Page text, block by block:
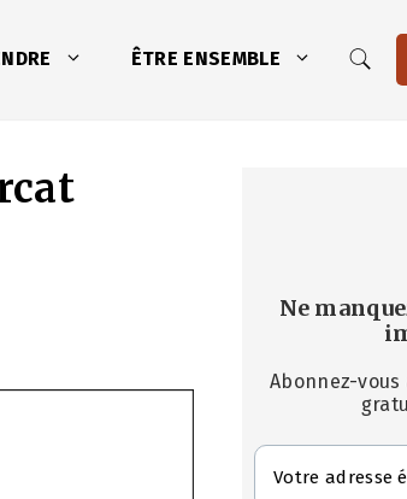
ÊTRE ENSEMBLE
Ne
Abonnez-